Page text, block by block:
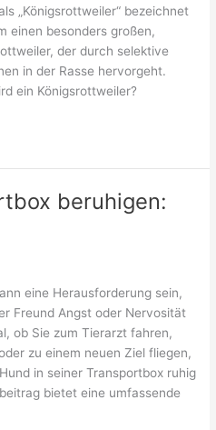
„Königsrottweiler“ bezeichnet
einen besonders großen,
der durch selektive
in der Rasse hervorgeht.
ein Königsrottweiler?
beruhigen:
eine Herausforderung sein,
Freund Angst oder Nervosität
ob Sie zum Tierarzt fahren,
zu einem neuen Ziel fliegen,
in seiner Transportbox ruhig
bietet eine umfassende